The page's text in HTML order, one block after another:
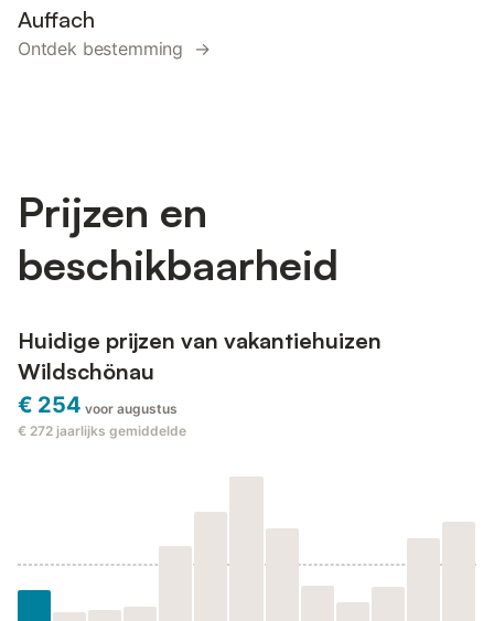
Auffach
Ontdek bestemming →
Prijzen en
beschikbaarheid
Huidige prijzen van vakantiehuizen
Wildschönau
€ 254 voor augustus
€ 272 jaarlijks gemiddelde